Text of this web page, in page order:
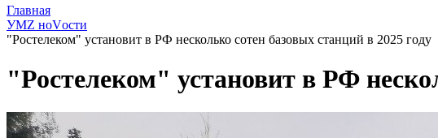
Главная
УМZ ноVости
"Ростелеком" установит в РФ несколько сотен базовых станций в 2025 году
"Ростелеком" установит в РФ